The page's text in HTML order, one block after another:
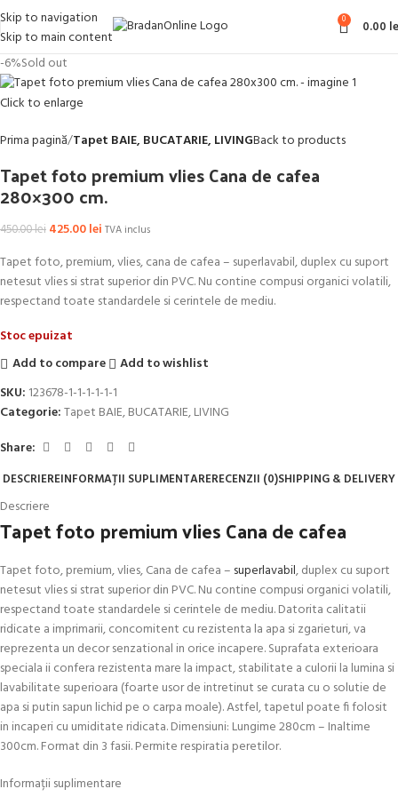
Skip to navigation
Skip to main content
0 0.00
-6%Sold out
Click to enlarge
Prima pagină Tapet BAIE, BUCATARIE, LIVINGBack to products
Tapet foto premium vlies Cana de cafea
280×300 cm.
450.00lei 425.00lei TVA inclus
Tapet foto, premium, vlies, cana de cafea – superlavabil, duplex cu suport
netesut vlies si strat superior din PVC. Nu contine compusi organici volatili,
respectand toate standardele si cerintele de mediu.
Stoc epuizat
Add to compare
Add to wishlist
SKU: 123678-1-1-1-1-1-1
Categorie:Tapet BAIE, BUCATARIE, LIVING
Share:
DESCRIEREINFORMAȚII SUPLIMENTARERECENZII (0)SHIPPING & DELIVERY
Descriere
Tapet foto premium vlies Cana de cafea
Tapet foto, premium, vlies, Cana de cafea – superlavabil, duplex cu suport
netesut vlies si strat superior din PVC. Nu contine compusi organici volatili,
respectand toate standardele si cerintele de mediu. Datorita calitatii
ridicate a imprimarii, concomitent cu rezistenta la apa si zgarieturi, va
reprezenta un decor senzational in orice incapere. Suprafata exterioara
speciala ii confera rezistenta mare la impact, stabilitate a culorii la lumina si
lavabilitate superioara (foarte usor de intretinut se curata cu o solutie de
apa si putin sapun lichid pe o carpa moale). Astfel, tapetul poate fi folosit
in incaperi cu umiditate ridicata. Dimensiuni: Lungime 280cm – Inaltime
300cm. Format din 3 fasii. Permite respiratia peretilor.
Informații suplimentare